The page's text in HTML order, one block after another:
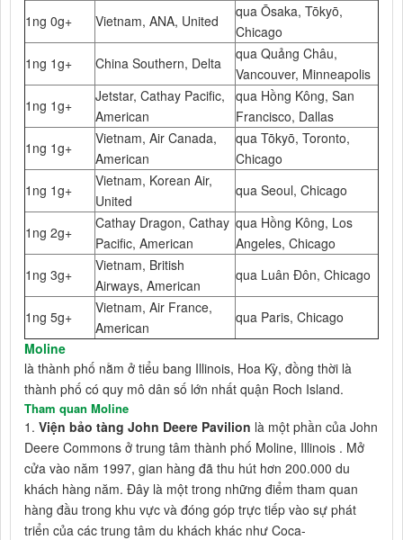
1ng 0g+
Vietnam, ANA, United
qua Ōsaka, Tōkyō,
Chicago
1ng 1g+
China Southern, Delta
qua Quảng Châu,
Vancouver, Minneapolis
1ng 1g+
Jetstar, Cathay Pacific,
American
qua Hồng Kông, San
Francisco, Dallas
1ng 1g+
Vietnam, Air Canada,
American
qua Tōkyō, Toronto,
Chicago
1ng 1g+
Vietnam, Korean Air,
United
qua Seoul, Chicago
1ng 2g+
Cathay Dragon, Cathay
Pacific, American
qua Hồng Kông, Los
Angeles, Chicago
1ng 3g+
Vietnam, British
Airways, American
qua Luân Đôn, Chicago
1ng 5g+
Vietnam, Air France,
American
qua Paris, Chicago
Moline
là thành phố nằm ở tiểu bang Illinois, Hoa Kỳ, đồng thời là
thành phố có quy mô dân số lớn nhất quận Roch Island.
Tham quan Moline
1. Viện bảo tàng John Deere Pavilion là một phần của John
Deere Commons ở trung tâm thành phố Moline, Illinois . Mở
cửa vào năm 1997, gian hàng đã thu hút hơn 200.000 du
khách hàng năm. Đây là một trong những điểm tham quan
hàng đầu trong khu vực và đóng góp trực tiếp vào sự phát
triển của các trung tâm du khách khác như Coca-